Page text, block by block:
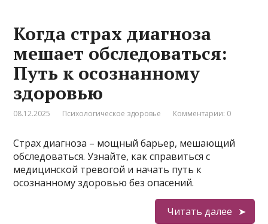
Когда страх диагноза
мешает обследоваться:
Путь к осознанному
здоровью
08.12.2025 Психологическое здоровье Комментарии: 0
Страх диагноза – мощный барьер, мешающий
обследоваться. Узнайте, как справиться с
медицинской тревогой и начать путь к
осознанному здоровью без опасений.
Читать далее